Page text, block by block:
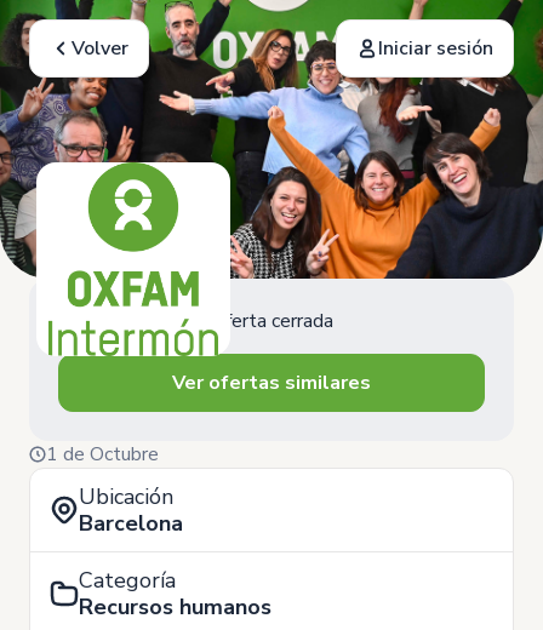
Volver Iniciar sesión
Oferta cerrada
Ver ofertas similares
1 de Octubre
Ubicación
Barcelona
Categoría
Recursos humanos